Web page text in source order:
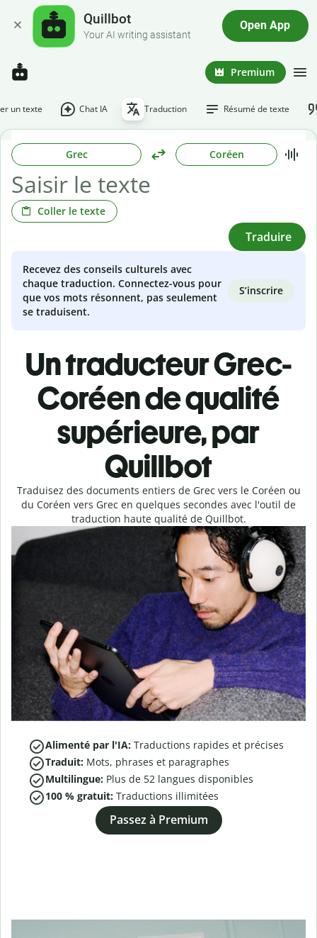
Quillbot
Your AI writing assistant
Open App
Premium
un texte Chat IA Traduction Résumé de texte
Grec Coréen
Coller le texte
Traduire
Recevez des conseils culturels avec
chaque traduction. Connectez-vous pour
que vos mots résonnent, pas seulement
se traduisent.
S’inscrire
Un traducteur Grec-
Coréen de qualité
supérieure, par
Quillbot
Traduisez des documents entiers de Grec vers le Coréen ou
du Coréen vers Grec en quelques secondes avec l'outil de
traduction haute qualité de Quillbot.
Alimenté par l'IA: Traductions rapides et précises
Traduit: Mots, phrases et paragraphes
Multilingue: Plus de 52 langues disponibles
100 % gratuit: Traductions illimitées
Passez à Premium